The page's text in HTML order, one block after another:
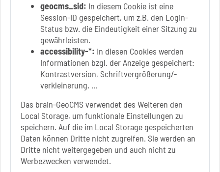
geocms_sid: In diesem Cookie ist eine
Session-ID gespeichert, um z.B. den Login-
Status bzw. die Eindeutigkeit einer Sitzung zu
gewährleisten.
accessibility-*: In diesen Cookies werden
Informationen bzgl. der Anzeige gespeichert:
Kontrastversion, Schriftvergrößerung/-
verkleinerung, ...
Das brain-GeoCMS verwendet des Weiteren den
Local Storage, um funktionale Einstellungen zu
speichern. Auf die im Local Storage gespeicherten
Daten können Dritte nicht zugreifen. Sie werden an
Dritte nicht weitergegeben und auch nicht zu
Werbezwecken verwendet.
Link zur Google-Maps Navigation
SOLEPARK Schönebeck/Bad Salzelmen
Eigenbetrieb der Stadt Schönebeck (Elbe)
Badepark 1
39218 Schönebeck (Elbe)
+49 3928 7055-0
info[at]solepark.de
www.visitschoenebeck.de
Infos zur Barrierefreiheit